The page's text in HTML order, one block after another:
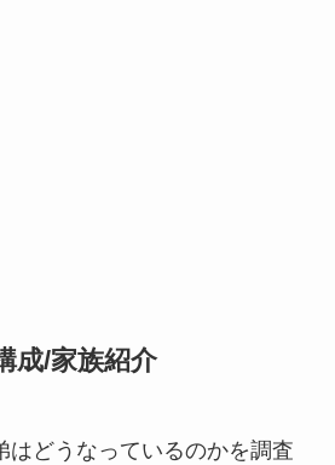
成/家族紹介
はどうなっているのかを調査